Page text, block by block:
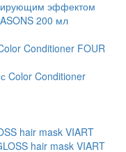
Conditioner FOUR
hair mask VIART